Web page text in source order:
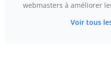
webmasters à améliorer
Voir tous